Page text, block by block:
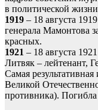
в политической
1919 – 18 августа
генерала Мамонтова
красных.
1921 – 18 августа
Литвяк – лейтенант,
Самая
Великой
противника).